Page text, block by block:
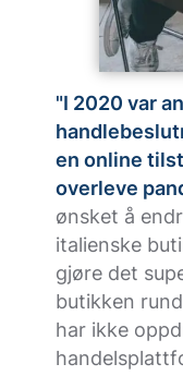
"I 2020 var
en online
overleve
ønsket å
italienske
gjøre det
butikken
har ikke